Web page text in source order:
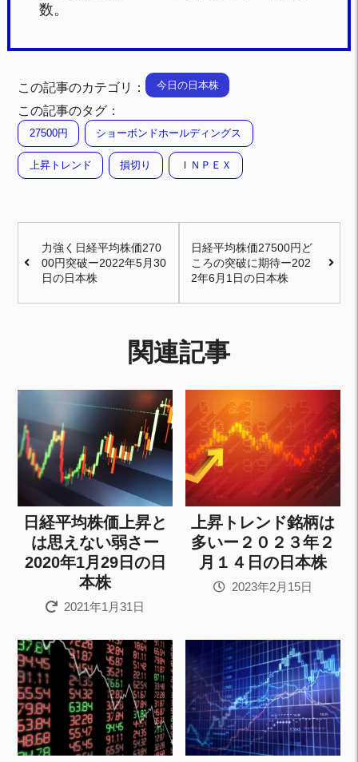
数。
この記事のカテゴリ： 今日の日本株
この記事のタグ：
27500円 ショーボンドホールディングス
上昇トレンド 損切り ＩＮＰＥＸ
力強く日経平均株価270
00円突破ー2022年5月30
日の日本株
日経平均株価27500円ど
ころの突破に期待ー202
2年6月1日の日本株
関連記事
日経平均株価上昇と
は思えない弱さー
2020年1月29日の日
本株
2021年1月31日
上昇トレンド銘柄は
多いー２０２３年２
月１４日の日本株
2023年2月15日